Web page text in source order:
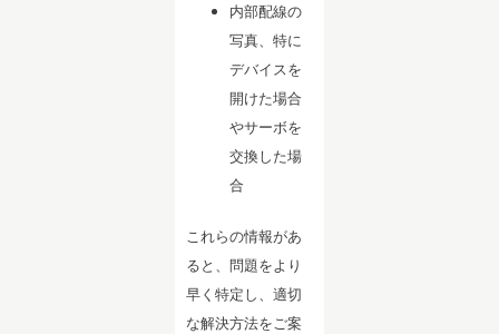
内部配線の
写真、特に
デバイスを
開けた場合
やサーボを
交換した場
合
これらの情報があ
ると、問題をより
早く特定し、適切
な解決方法をご案